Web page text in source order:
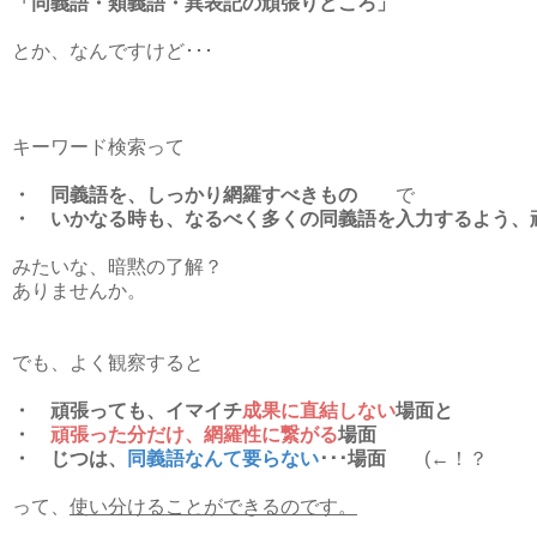
とか、なんですけど･･･
キーワード検索って
・ 同義語を、しっかり網羅すべきもの で
・ いかなる時も、なるべく多くの同義語を入力するよう、
みたいな、暗黙の了解？
ありませんか。
でも、よく観察すると
・ 頑張っても、イマイチ成果に直結しない場面と
・ 頑張った分だけ、網羅性に繋がる場面
・ じつは、
同義語なんて要らない･･･場面 (←！？
って、 使い分けることができるのです。